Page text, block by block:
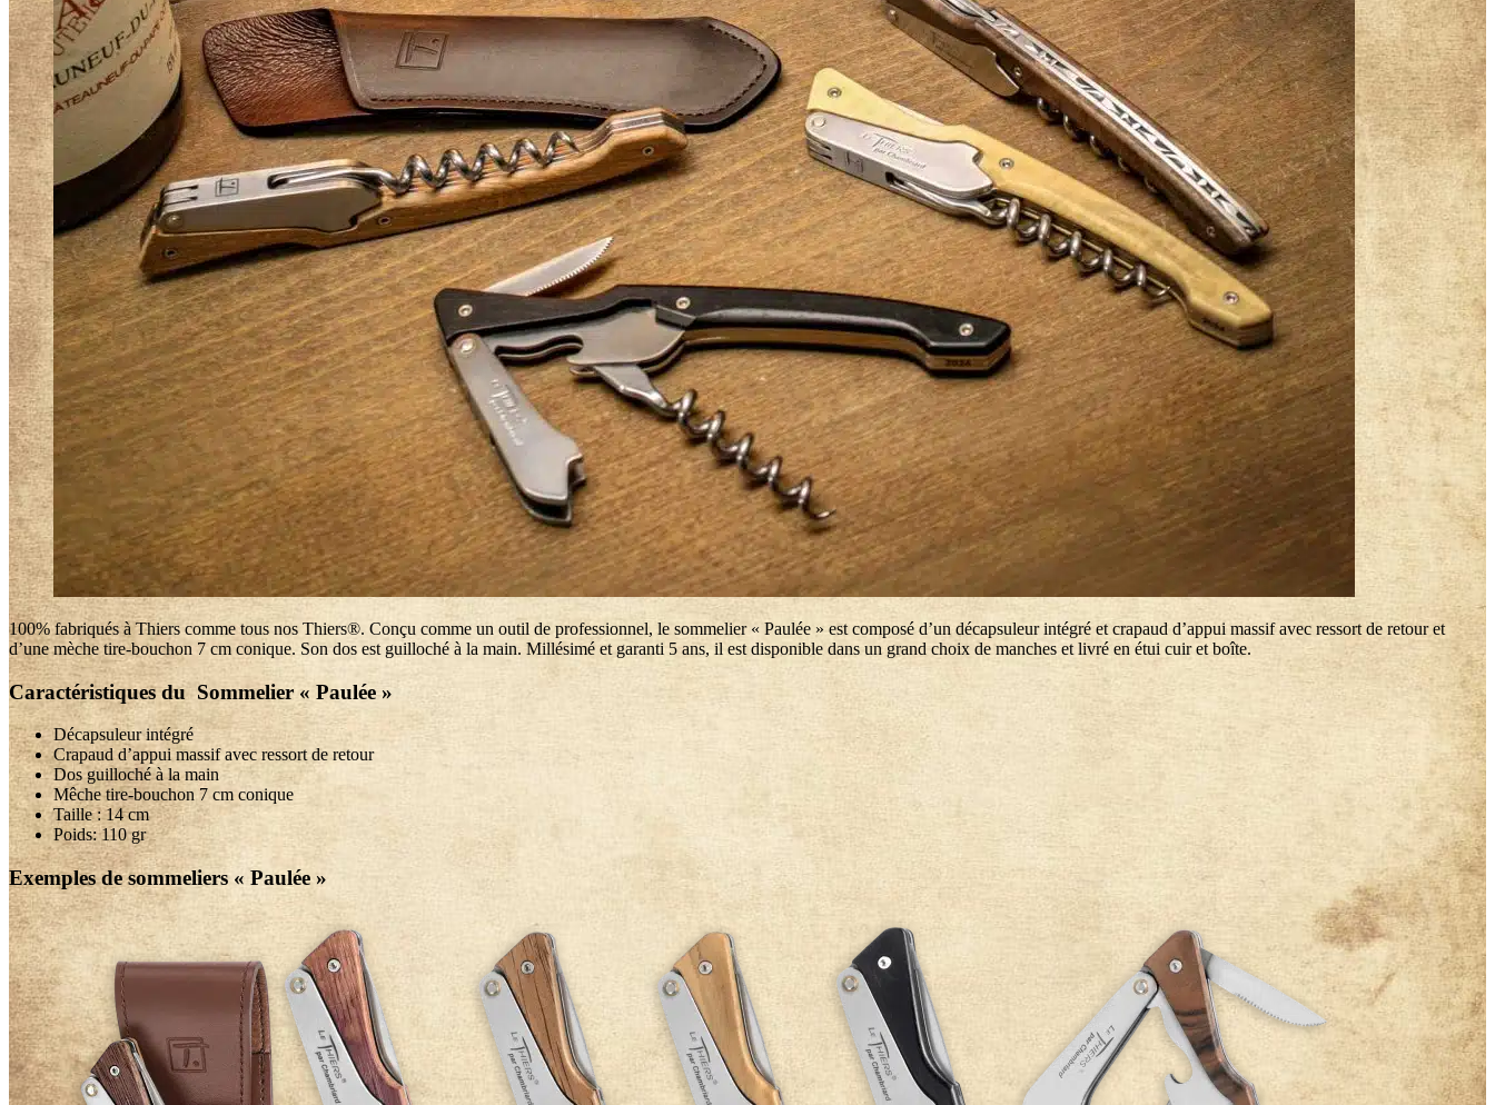
100% fabriqués à Thiers comme tous nos Thiers®. Conçu comme un outil de professionnel, le sommelier « Paulée » est composé d’un décapsuleur intégré et crapaud d’appui massif avec ressort de retour et
d’une mèche tire-bouchon 7 cm conique. Son dos est guilloché à la main. Millésimé et garanti 5 ans, il est disponible dans un grand choix de manches et livré en étui cuir et boîte.
Caractéristiques du Sommelier « Paulée »
Décapsuleur intégré
Crapaud d’appui massif avec ressort de retour
Dos guilloché à la main
Mêche tire-bouchon 7 cm conique
Taille : 14 cm
Poids: 110 gr
Exemples de sommeliers « Paulée »